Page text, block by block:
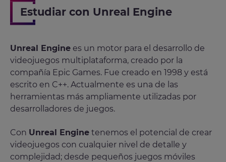
Estudiar con Unreal Engine
Unreal Engine es un motor para el desarrollo de
videojuegos multiplataforma, creado por la
compañía Epic Games. Fue creado en 1998 y está
escrito en C++. Actualmente es una de las
herramientas más ampliamente utilizadas por
desarrolladores de juegos.
Con Unreal Engine tenemos el potencial de crear
videojuegos con cualquier nivel de detalle y
complejidad; desde pequeños juegos móviles